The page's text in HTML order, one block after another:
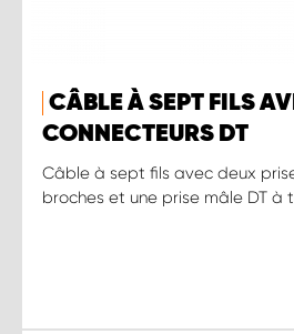
CÂBLE À SEPT FILS
CONNECTEURS DT
Câble à sept fils avec deux
broches et une prise mâle DT à